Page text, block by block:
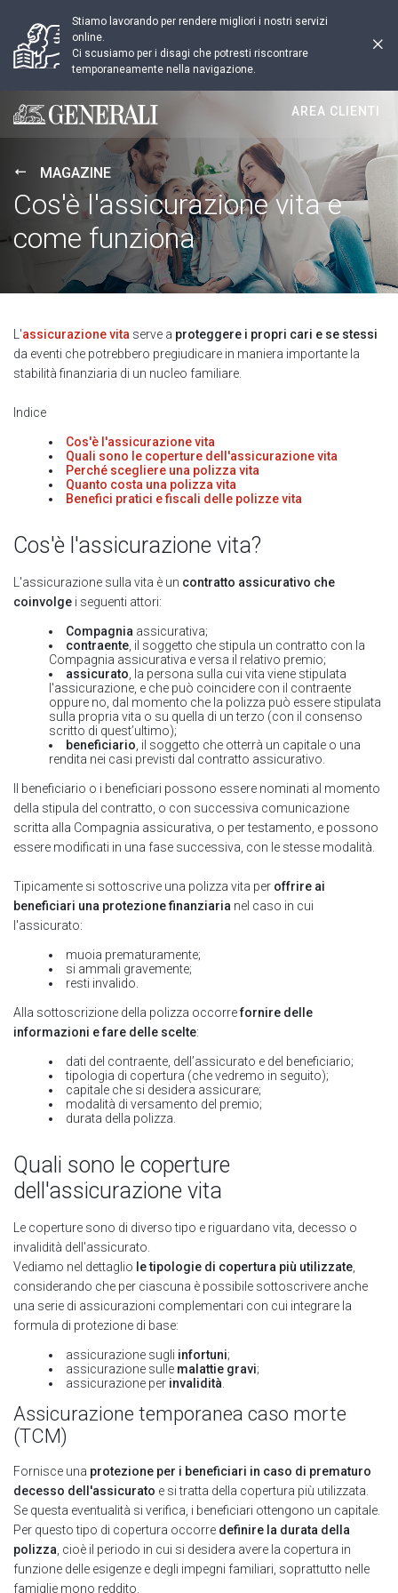
Stiamo lavorando per rendere migliori i nostri servizi
online.
Ci scusiamo per i disagi che potresti riscontrare
temporaneamente nella navigazione.
Generali logo
AREA CLIENTI
MAGAZINE
Cos'è l'assicurazione vita e
come funziona
L'assicurazione vita serve a proteggere i propri cari e se stessi
da eventi che potrebbero pregiudicare in maniera importante la
stabilità finanziaria di un nucleo familiare.
Indice
Cos'è l'assicurazione vita
Quali sono le coperture dell'assicurazione vita
Perché scegliere una polizza vita
Quanto costa una polizza vita
Benefici pratici e fiscali delle polizze vita
Cos'è l'assicurazione vita?
L'assicurazione sulla vita è un contratto assicurativo che
coinvolge i seguenti attori:
Compagnia assicurativa;
contraente , il soggetto che stipula un contratto con la
Compagnia assicurativa e versa il relativo premio;
assicurato , la persona sulla cui vita viene stipulata
l'assicurazione, e che può coincidere con il contraente
oppure no, dal momento che la polizza può essere stipulata
sulla propria vita o su quella di un terzo (con il consenso
scritto di quest’ultimo);
beneficiario , il soggetto che otterrà un capitale o una
rendita nei casi previsti dal contratto assicurativo.
Il beneficiario o i beneficiari possono essere nominati al momento
della stipula del contratto, o con successiva comunicazione
scritta alla Compagnia assicurativa, o per testamento, e possono
essere modificati in una fase successiva, con le stesse modalità.
Tipicamente si sottoscrive una polizza vita per offrire ai
beneficiari una protezione finanziaria nel caso in cui
l'assicurato:
muoia prematuramente;
si ammali gravemente;
resti invalido.
Alla sottoscrizione della polizza occorrefornire delle
informazioni e fare delle scelte:
dati del contraente, dell’assicurato e del beneficiario;
tipologia di copertura (che vedremo in seguito);
capitale che si desidera assicurare;
modalità di versamento del premio;
durata della polizza.
Quali sono le coperture
dell'assicurazione vita
Le coperture sono di diverso tipo e riguardano vita, decesso o
invalidità dell'assicurato.
Vediamo nel dettaglio le tipologie di copertura più utilizzate
considerando che per ciascuna è possibile sottoscrivere anche
una serie di assicurazioni complementari con cui integrare la
formula di protezione di base:
assicurazione sugli infortuni;
assicurazione sulle malattie gravi;
assicurazione per invalidità
Assicurazione temporanea caso morte
(TCM)
Fornisce una protezione per i beneficiari in caso di prematuro
decesso dell'assicurato e si tratta della copertura più utilizzata.
Se questa eventualità si verifica, i beneficiari ottengono un capitale.
Per questo tipo di copertura occorre definire la durata della
polizza , cioè il periodo in cui si desidera avere la copertura in
funzione delle esigenze e degli impegni familiari, soprattutto nelle
famiglie mono reddito.